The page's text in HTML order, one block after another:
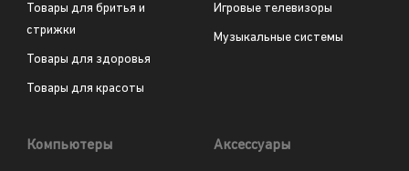
Товары для бритья и
стрижки
Товары для здоровья
Товары для красоты
Игровые телевизоры
Музыкальные системы
Компьютеры Аксессуары